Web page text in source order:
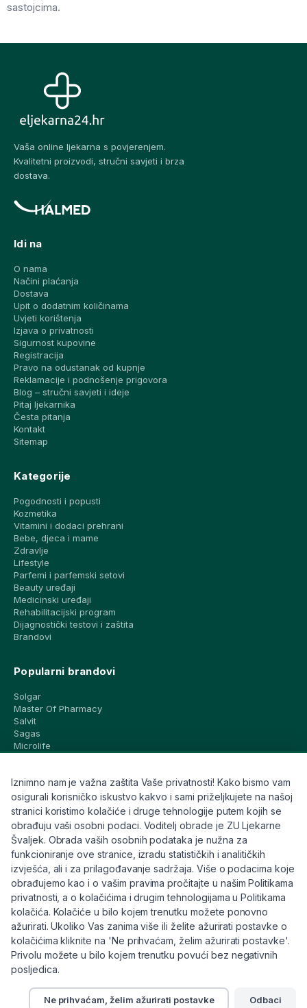
sastojcima.
Vaša online ljekarna s povjerenjem.
Kvalitetni proizvodi, stručni savjeti i brza
dostava.
Idi na
O nama
Načini plaćanja
Dostava
Upit o dodatnim količinama
Uvjeti korištenja
Izjava o privatnosti
Sigurnost kupovine
Registracija
Pravo na odustanak od kupnje
Reklamacije i podnošenje prigovora
Blog – stručni savjeti i ideje
Pitaj ljekarnika
Česta pitanja
Kontakt
Sitemap
Kategorije
Pogodnosti i popusti
Kozmetika
Vitamini i dodaci prehrani
Bebe, djeca i mame
Zdravlje
Lifestyle
Parfemi i parfemski setovi
Beauty uređaji
Medicinski uređaji
Rehabilitacijski program
Dijagnostički testovi i zaštita
Brandovi
Popularni brandovi
Solgar
Master Of Pharmacy
Salvit
Sagas
Microlife
CeraVe
Eucerin
Avene
Bioderma
Svi brandovi
Info
Trebate pomoć ili imate pitanja?
+385 91 6191 901
info@eljekarna24.hr
Iznimno nam je važna zaštita Vaše privatnosti! Kako bismo vam
osigurali korisničko iskustvo kakvo i sami priželjkujete na našoj
stranici koristimo kolačiće i druge tehnologije putem kojih se
obrađuju vaši osobni podaci. Voditelj obrade je ZU Ljekarne
Švaljek. Obrada vaših osobnih podataka je nužna za
funkcioniranje ove stranice, izradu statističkih i analitičkih
izvješća, ali i za prilagođavanje sadržaja. Više o podacima koje
obrađujemo kao i o vašim pravima pročitajte u našim Politikama
privatnosti, a o kolačićima i drugim tehnologijama u Politikama
kolačića. Kolačiće u bilo kojem trenutku možete ponovno
ažurirati. Ukoliko Vas zanima više ili želite ažurirati postavke o
kolačićima kliknite na 'Ne prihvaćam, želim ažurirati postavke'.
Privolu možete u bilo kojem trenutku povući bez negativnih
posljedica.
Ne prihvaćam, želim ažurirati postavke Odbaci